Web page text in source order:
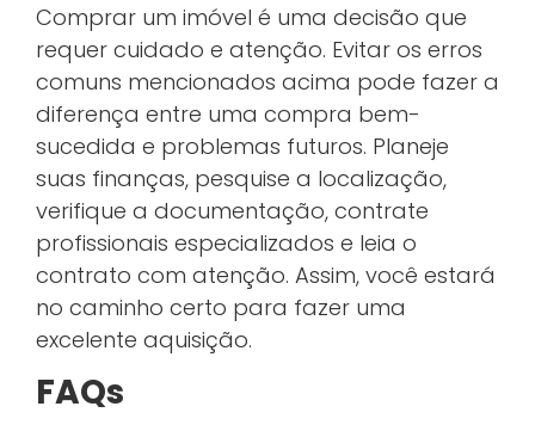
Comprar um imóvel é uma decisão que
requer cuidado e atenção. Evitar os erros
comuns mencionados acima pode fazer a
diferença entre uma compra bem-
sucedida e problemas futuros. Planeje
suas finanças, pesquise a localização,
verifique a documentação, contrate
profissionais especializados e leia o
contrato com atenção. Assim, você estará
no caminho certo para fazer uma
excelente aquisição.
FAQs